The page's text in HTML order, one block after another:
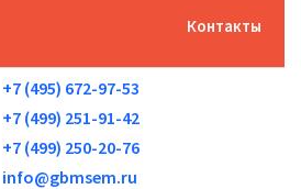
Контакты
+7 (495) 672-97-53
+7 (499) 251-91-42
+7 (499) 250-20-76
info@gbmsem.ru